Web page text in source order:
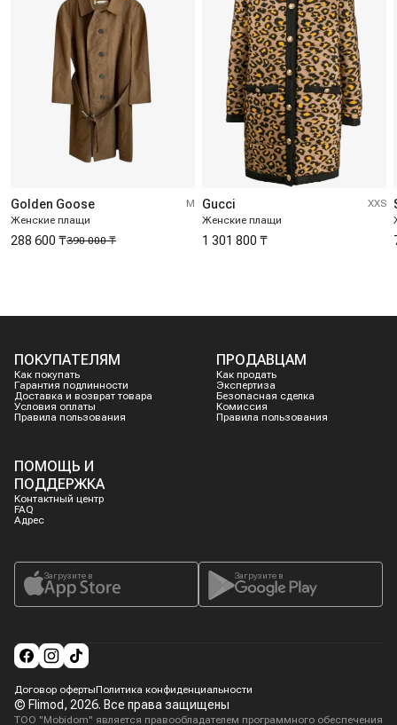
Golden Goose
Женские плащи
M
390 000 ₸
288 600 ₸
Gucci
Женские плащи
XXS
1 301 800 ₸
ПОКУПАТЕЛЯМ
Как покупать
Гарантия подлинности
Доставка и возврат товара
Условия оплаты
Правила пользования
ПРОДАВЦАМ
Как продать
Экспертиза
Безопасная сделка
Комиссия
Правила пользования
ПОМОЩЬ И
ПОДДЕРЖКА
Контактный центр
FAQ
Адрес
Загрузите в Загрузите в
Договор офертыПолитика конфиденциальности
© Flimod, 2026. Все права защищены
ТОО "Mobidom" является правообладателем программного обеспечения